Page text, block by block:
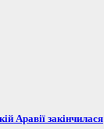
Аравії закінчилася